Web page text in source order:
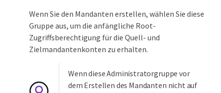
Wenn Sie den Mandanten erstellen, wählen Sie diese
Gruppe aus, um die anfängliche Root-
Zugriffsberechtigung für die Quell- und
Zielmandantenkonten zu erhalten.
Wenn diese Administratorgruppe vor
dem Erstellen des Mandanten nicht auf